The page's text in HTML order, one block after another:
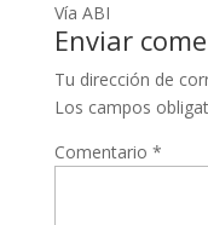
Vía ABI
Enviar
Tu dirección de
Los campos
Comentario *